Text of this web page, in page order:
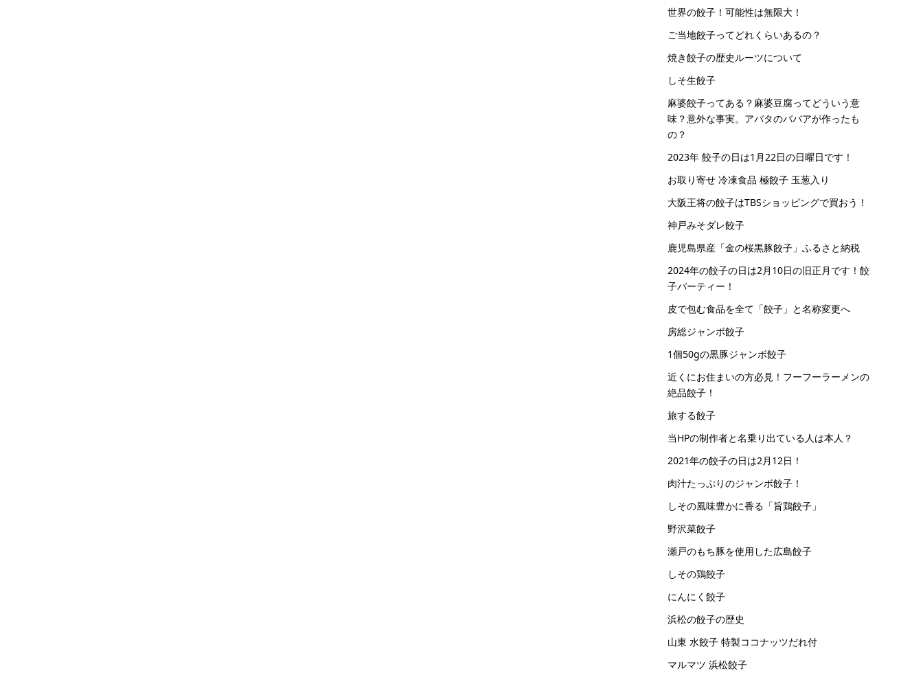
世界の餃子！可能性は無限大！
ご当地餃子ってどれくらいあるの？
焼き餃子の歴史ルーツについて
しそ生餃子
麻婆餃子ってある？麻婆豆腐ってどういう意
味？意外な事実。アバタのババアが作ったも
の？
2023年 餃子の日は1月22日の日曜日です！
お取り寄せ 冷凍食品 極餃子 玉葱入り
大阪王将の餃子はTBSショッピングで買おう！
神戸みそダレ餃子
鹿児島県産「金の桜黒豚餃子」ふるさと納税
2024年の餃子の日は2月10日の旧正月です！餃
子パーティー！
皮で包む食品を全て「餃子」と名称変更へ
房総ジャンボ餃子
1個50gの黒豚ジャンボ餃子
近くにお住まいの方必見！フーフーラーメンの
絶品餃子！
旅する餃子
当HPの制作者と名乗り出ている人は本人？
2021年の餃子の日は2月12日！
肉汁たっぷりのジャンボ餃子！
しその風味豊かに香る「旨鶏餃子」
野沢菜餃子
瀬戸のもち豚を使用した広島餃子
しその鶏餃子
にんにく餃子
浜松の餃子の歴史
山東 水餃子 特製ココナッツだれ付
マルマツ 浜松餃子